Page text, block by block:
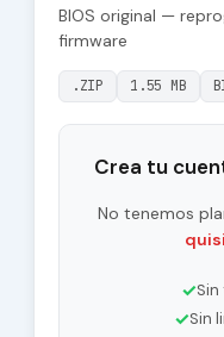
BIOS original —
firmware
.ZIP 1.55 MB
Crea tu
No tenemos
✓
✓Sin